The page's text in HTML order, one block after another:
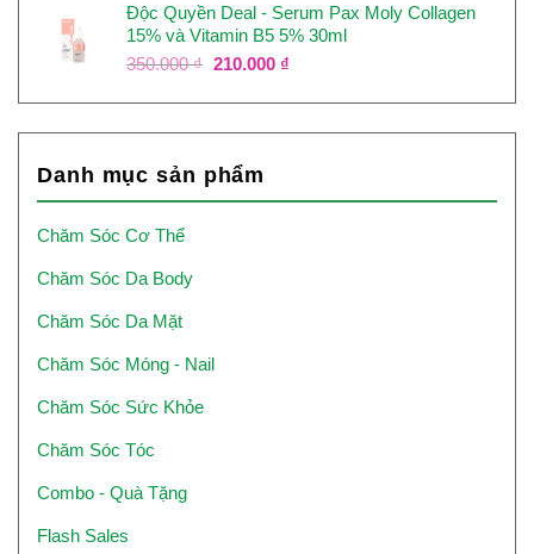
là:
250.000 ₫.
tại
là:
182.500 ₫.
Độc Quyền Deal - Serum Pax Moly Collagen
15% và Vitamin B5 5% 30ml
350.000₫ Giá
là:
350.000 ₫.
210.000 ₫Giá
tại
là:
Danh mục sản phẩm
Chăm Sóc Cơ Thể
Chăm Sóc Da Body
Chăm Sóc Da Mặt
Chăm Sóc Móng - Nail
Chăm Sóc Sức Khỏe
Chăm Sóc Tóc
Combo - Quà Tặng
Flash Sales